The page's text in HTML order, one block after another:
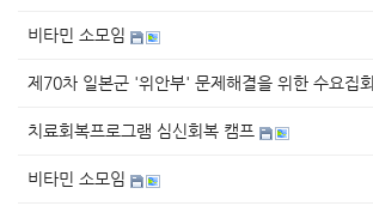
비타민 소모임
제70차 일본군 '위안부' 문제해결을 위한 수요집회
치료회복프로그램 심신회복 캠프
비타민 소모임